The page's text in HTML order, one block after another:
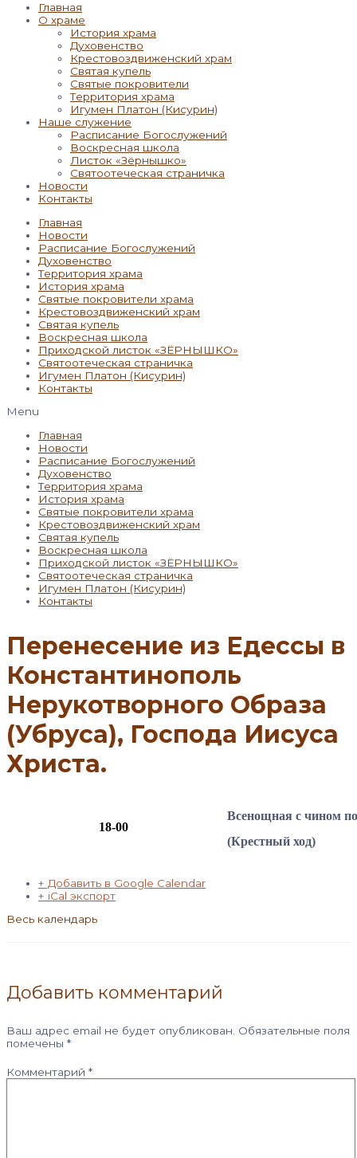
Главная
О храме
История храма
Духовенство
Крестовоздвиженский храм
Святая купель
Святые покровители
Территория храма
Игумен Платон (Кисурин)
Наше служение
Расписание Богослужений
Воскресная школа
Листок «Зёрнышко»
Святоотеческая страничка
Новости
Контакты
Главная
Новости
Расписание Богослужений
Духовенство
Территория храма
История храма
Святые покровители храма
Крестовоздвиженский храм
Святая купель
Воскресная школа
Приходской листок «ЗЁРНЫШКО»
Святоотеческая страничка
Игумен Платон (Кисурин)
Контакты
Menu
Главная
Новости
Расписание Богослужений
Духовенство
Территория храма
История храма
Святые покровители храма
Крестовоздвиженский храм
Святая купель
Воскресная школа
Приходской листок «ЗЁРНЫШКО»
Святоотеческая страничка
Игумен Платон (Кисурин)
Контакты
Перенесение из Едессы в
Константинополь
Нерукотворного Образа
(Убруса), Господа Иисуса
Христа.
18-00
Всенощная с чином
(Крестный ход)
+ Добавить в Google Calendar
+ iCal экспорт
Весь календарь
Добавить комментарий
Ваш адрес email не будет опубликован. Обязательные поля
помечены *
Комментарий *